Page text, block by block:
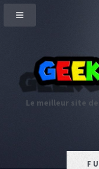
Le meilleur site